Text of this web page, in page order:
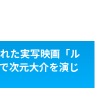
た実写映画「ル
次元大介を演じ